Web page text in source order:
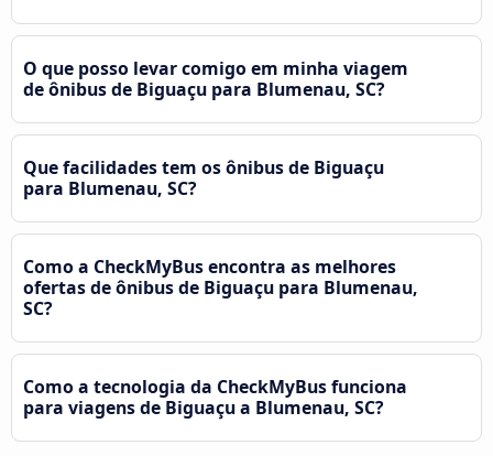
O que posso levar comigo em minha viagem
de ônibus de Biguaçu para Blumenau, SC?
Que facilidades tem os ônibus de Biguaçu
para Blumenau, SC?
Como a CheckMyBus encontra as melhores
ofertas de ônibus de Biguaçu para Blumenau,
SC?
Como a tecnologia da CheckMyBus funciona
para viagens de Biguaçu a Blumenau, SC?